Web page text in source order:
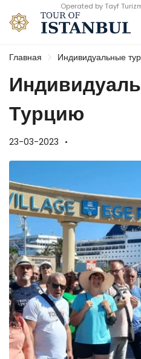
Operated by Tayf
Главная Индивидуальные
Турцию
23-03-2023